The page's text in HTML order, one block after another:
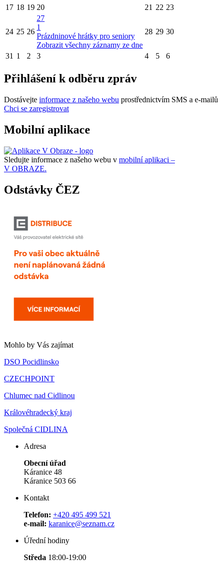
17 18 19 20 21 22 23
24 25 26
27
1
Prázdninové hrátky pro seniory
Zobrazit všechny záznamy ze dne
28 29 30
31 1 2 3 4 5 6
Přihlášení k odběru zpráv
Dostávejte informace z našeho webu prostřednictvím SMS a e-mailů
Chci se zaregistrovat
Mobilní aplikace
Sledujte informace z našeho webu v mobilní aplikaci –
V OBRAZE.
Odstávky ČEZ
Mohlo by Vás zajímat
DSO Pocidlinsko
CZECHPOINT
Chlumec nad Cidlinou
Královéhradecký kraj
Společná CIDLINA
Adresa
Obecní úřad
Káranice 48
Káranice 503 66
Kontakt
Telefon: +420 495 499 521
e-mail: karanice@seznam.cz
Úřední hodiny
Středa 18:00-19:00